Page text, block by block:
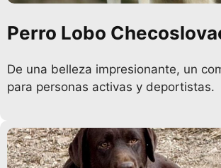
Perro Lobo
De una belleza impresionante, un
para personas activas y deportistas.